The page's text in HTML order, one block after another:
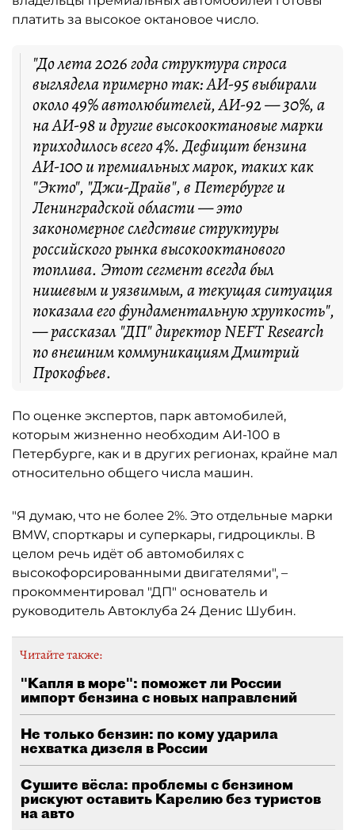
платить за высокое октановое число.
"До лета 2026 года структура спроса
выглядела примерно так: АИ-95 выбирали
около 49% автолюбителей, АИ-92 — 30%, а
на АИ-98 и другие высокооктановые марки
приходилось всего 4%. Дефицит бензина
АИ-100 и премиальных марок, таких как
"Экто", "Джи-Драйв", в Петербурге и
Ленинградской области — это
закономерное следствие структуры
российского рынка высокооктанового
топлива. Этот сегмент всегда был
нишевым и уязвимым, а текущая ситуация
показала его фундаментальную хрупкость",
— рассказал "ДП" директор NEFT Research
по внешним коммуникациям Дмитрий
Прокофьев.
По оценке экспертов, парк автомобилей,
которым жизненно необходим АИ-100 в
Петербурге, как и в других регионах, крайне мал
относительно общего числа машин.
"Я думаю, что не более 2%. Это отдельные марки
BMW, спорткары и суперкары, гидроциклы. В
целом речь идёт об автомобилях с
высокофорсированными двигателями", –
прокомментировал "ДП" основатель и
руководитель Автоклуба 24 Денис Шубин.
Читайте также:
"Капля в море": поможет ли России
импорт бензина с новых направлений
Не только бензин: по кому ударила
нехватка дизеля в России
Сушите вёсла: проблемы с бензином
рискуют оставить Карелию без туристов
на авто